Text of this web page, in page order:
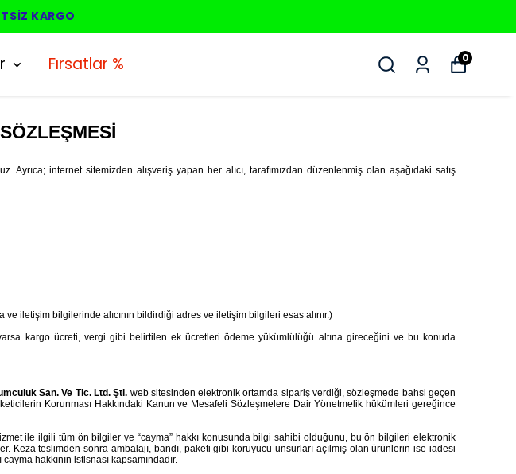
Fırsatlar % 0
internet sitemizden alışveriş yapan her alıcı, tarafımızdan düzenlenmiş olan aşağıdaki satış
iletişim bilgilerinde alıcının bildirdiği adres ve iletişim bilgileri esas alınır.)
kargo ücreti, vergi gibi belirtilen ek ücretleri ödeme yükümlülüğü altına gireceğini ve bu konuda
San. Ve Tic. Ltd. Şti. web sitesinden elektronik ortamda sipariş verdiği, sözleşmede bahsi geçen
Korunması Hakkındaki Kanun ve Mesafeli Sözleşmelere Dair Yönetmelik hükümleri gereğince
ile ilgili tüm ön bilgiler ve “cayma” hakkı konusunda bilgi sahibi olduğunu, bu ön bilgileri elektronik
teslimden sonra ambalajı, bandı, paketi gibi koruyucu unsurları açılmış olan ürünlerin ise iadesi
hakkının istisnası kapsamındadır.